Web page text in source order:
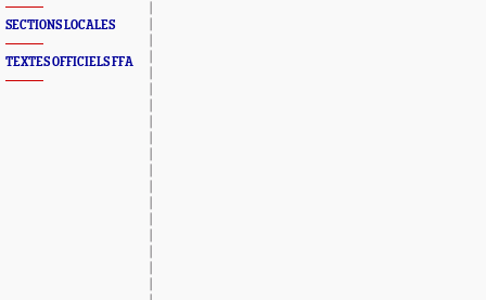
SECTIONS LOCALES
TEXTES OFFICIELS FFA